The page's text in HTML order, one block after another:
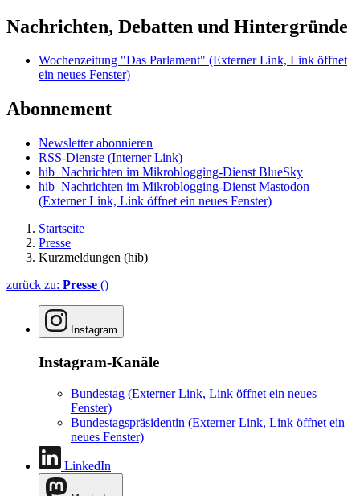
Nachrichten, Debatten und Hintergründe
Wochenzeitung "Das Parlament" (Externer Link, Link öffnet
ein neues Fenster)
Abonnement
Newsletter abonnieren
RSS-Dienste (Interner Link)
hib_Nachrichten im Mikroblogging-Dienst BlueSky
hib_Nachrichten im Mikroblogging-Dienst Mastodon
(Externer Link, Link öffnet ein neues Fenster)
Startseite
Presse
Kurzmeldungen (hib)
zurück zu: Presse ()
Instagram
Instagram-Kanäle
Bundestag (Externer Link, Link öffnet ein neues
Fenster)
Bundestagspräsidentin (Externer Link, Link öffnet ein
neues Fenster)
LinkedIn